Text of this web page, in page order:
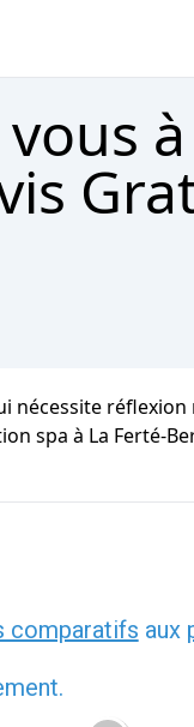
à
spa à La Ferté-
comparatifs aux